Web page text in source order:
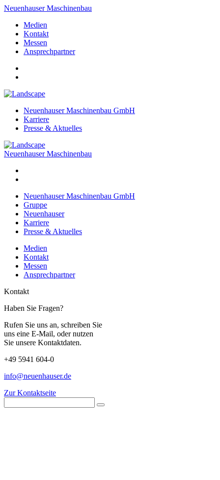
Neuenhauser Maschinenbau
Medien
Kontakt
Messen
Ansprechpartner
Neuenhauser Maschinenbau GmbH
Karriere
Presse & Aktuelles
Neuenhauser Maschinenbau
Neuenhauser Maschinenbau GmbH
Gruppe
Neuenhauser
Karriere
Presse & Aktuelles
Medien
Kontakt
Messen
Ansprechpartner
Kontakt
Haben Sie Fragen?
Rufen Sie uns an, schreiben Sie
uns eine E-Mail, oder nutzen
Sie unsere Kontaktdaten.
+49 5941 604-0
info@neuenhauser.de
Zur Kontaktseite